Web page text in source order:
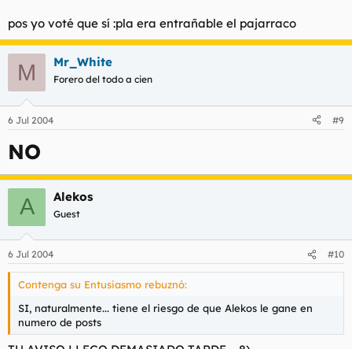
pos yo voté que sí :pla era entrañable el pajarraco
M Mr_White
Forero del todo a cien
6 Jul 2004 #9
NO
A Alekos
Guest
6 Jul 2004 #10
Contenga su Entusiasmo rebuznó:
SI, naturalmente... tiene el riesgo de que Alekos le gane en
numero de posts